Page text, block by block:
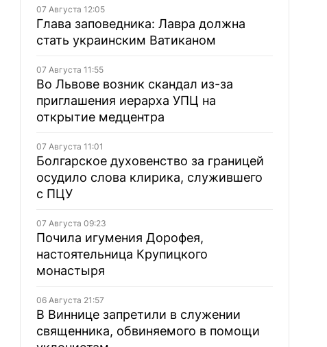
07 Августа 12:05
Глава заповедника: Лавра должна
стать украинским Ватиканом
07 Августа 11:55
Во Львове возник скандал из-за
приглашения иерарха УПЦ на
открытие медцентра
07 Августа 11:01
Болгарское духовенство за границей
осудило слова клирика, служившего
с ПЦУ
07 Августа 09:23
Почила игумения Дорофея,
настоятельница Крупицкого
монастыря
06 Августа 21:57
В Виннице запретили в служении
священника, обвиняемого в помощи